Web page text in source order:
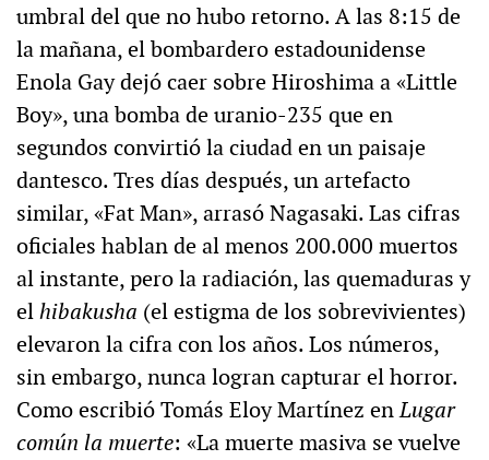
umbral del que no hubo retorno. A las 8:15 de
la mañana, el bombardero estadounidense
Enola Gay dejó caer sobre Hiroshima a «Little
Boy», una bomba de uranio-235 que en
segundos convirtió la ciudad en un paisaje
dantesco. Tres días después, un artefacto
similar, «Fat Man», arrasó Nagasaki. Las cifras
oficiales hablan de al menos 200.000 muertos
al instante, pero la radiación, las quemaduras y
elhibakusha (el estigma de los sobrevivientes)
elevaron la cifra con los años. Los números,
sin embargo, nunca logran capturar el horror.
Como escribió Tomás Eloy Martínez enLugar
común la muerte: «La muerte masiva se vuelve